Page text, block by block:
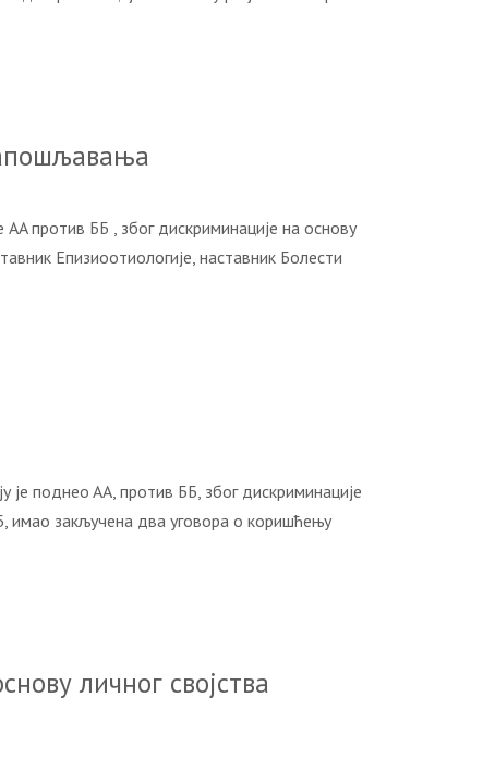
ББ , због дискриминације на основу
Епизиоотиологије, наставник Болести
AA, против ББ, због дискриминације
имао закључена два уговора о коришћењу
личног својства